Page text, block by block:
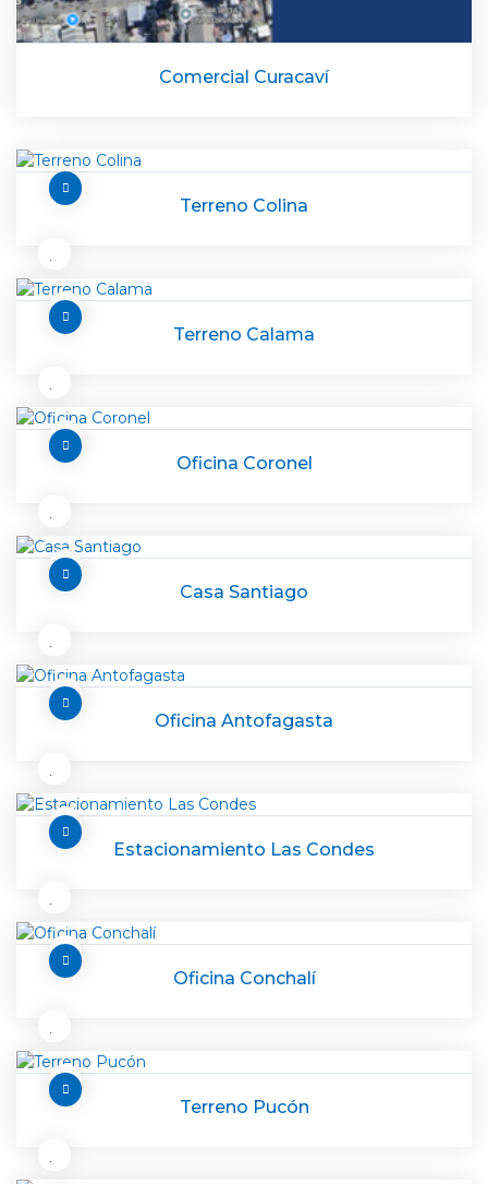
Comercial Curacaví
Terreno Colina
Terreno Calama
Oficina Coronel
Casa Santiago
Oficina Antofagasta
Estacionamiento Las Condes
Oficina Conchalí
Terreno Pucón